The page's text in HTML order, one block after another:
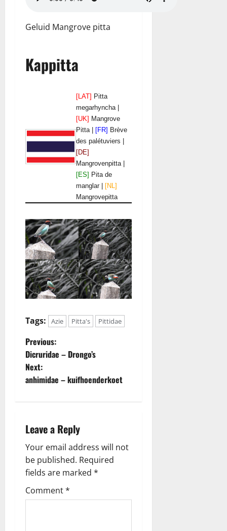
Geluid Mangrove pitta
Kappitta
[LAT] Pitta
megarhyncha |
[UK] Mangrove
Pitta |
[FR] Brève
des palétuviers |
[DE]
Mangrovenpitta |
[ES] Pita de
manglar |
[NL]
Mangrovepitta
Tags: Azie Pitta's Pittidae
P
o
s
n
a
v
i
Previous:
Dicruridae – Drongo’s
Next:
anhimidae – kuifhoenderkoet
Leave a Reply
Your email address will not
be published. Required
fields are marked *
Comment*